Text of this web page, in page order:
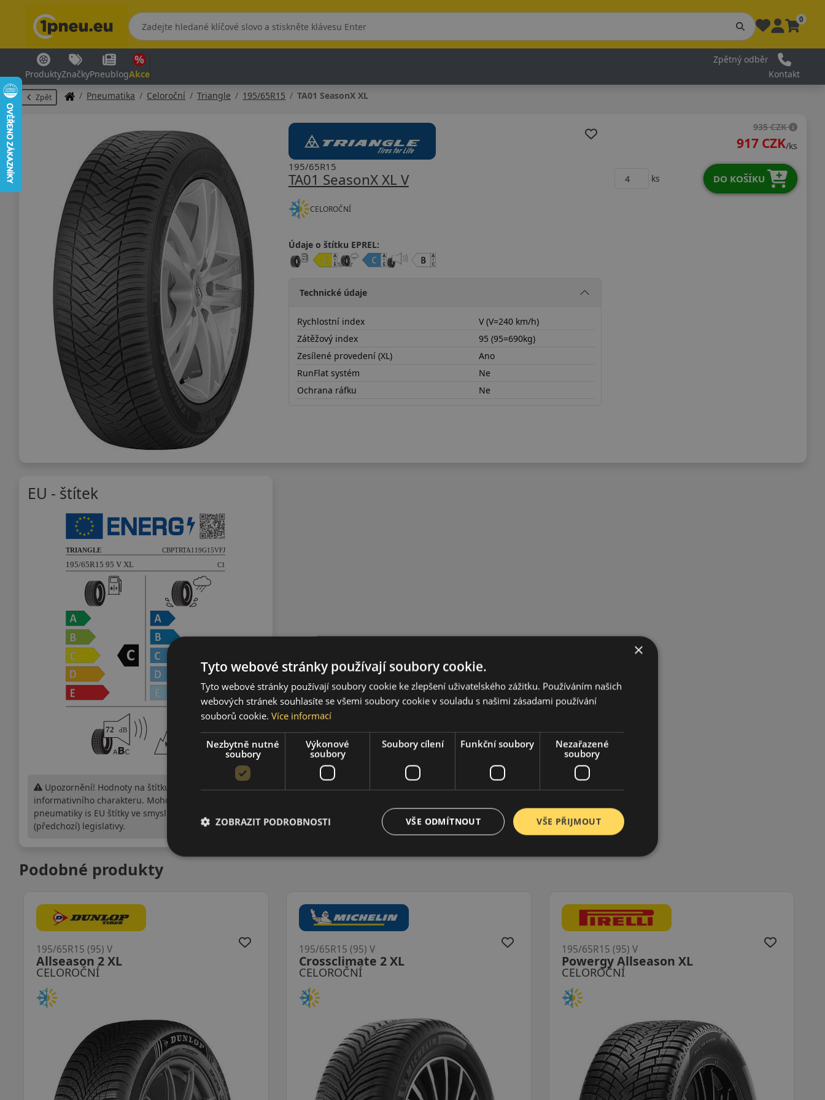
0
ProduktyZnačkyPneublogAkce
Zpětný odběr
Kontakt
Zpět Pneumatika Celoroční Triangle 195/65R15 TA01 SeasonX XL
TA01 SeasonX XL V
195/65R15
CELOROČNÍ
Údaje o štítku EPREL:
Technické údaje
Rychlostní index
V (V=240 km/h)
Zátěžový index
95 (95=690kg)
Zesílené provedení (XL)
Ano
RunFlat systém
Ne
Ochrana ráfku
Ne
935 CZK
917 CZK/ks
ks DO KOŠÍKU
EU - štítek
Upozornění! Hodnoty na štítku jsou pouze
informativního charakteru. Mohou být dodány
pneumatiky is EU štítky ve smyslu dosud platné
(předchozí) legislativy.
Podobné produkty
AW-6 XL
195/65R15 (95) V
MultiSeason2 XL
195/65R15 (95) V
Allseason 2 XL
195/65R15 (95) V
×
Tyto webové stránky používají soubory cookie.
Tyto webové stránky používají soubory cookie ke zlepšení uživatelského zážitku. Používáním našich
webových stránek souhlasíte se všemi soubory cookie v souladu s našimi zásadami používání
souborů cookie. Více informací
Nezbytně nutné
soubory
Výkonové
soubory
Soubory cílení Funkční soubory
Nezařazené
soubory
VŠE PŘIJMOUT
VŠE ODMÍTNOUT
ZOBRAZIT PODROBNOSTI